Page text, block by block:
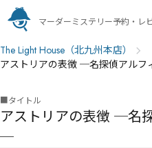
マーダーミステリー予約・レ
The Light House（北九州本店）
アストリアの表徴 ─名探偵アル
■タイトル
アストリアの表徴 ─名
─